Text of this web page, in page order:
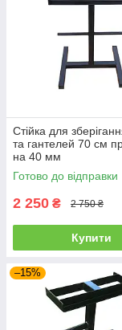
Стійка для
та гантелей 70 см
на 40 мм
Готово до відправки
2 250 ₴ 2 750 ₴
Купити
–15%